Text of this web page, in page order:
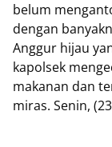
belum
dengan
Anggur hijau
kapolsek
makanan dan
miras. Senin,